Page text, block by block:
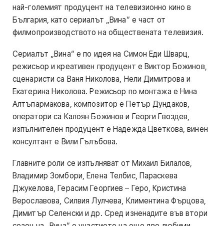
най-големият продуцент на телевизионно кино в
България, като сериалът „Вина“ е част от
филмопроизводството на обществената телевизия.
Сериалът „Вина“ е по идея на Симон Еди Шварц,
режисьор и креативен продуцент е Виктор Божинов,
сценаристи са Ваня Николова, Нели Димитрова и
Екатерина Николова. Режисьор по монтажа е Нина
Алтъпармакова, композитор е Петър Дундаков,
оператори са Калоян Божинов и Георги Гвоздев,
изпълнителен продуцент е Надежда Цветкова, винен
консултант е Вили Гълъбова.
Главните роли се изпълняват от Михаил Билалов,
Владимир Зомбори, Елена Телбис, Параскева
Джукелова, Герасим Георгиев – Геро, Кристина
Верославова, Силвия Лулчева, Климентина Фърцова,
Димитър Селенски и др. Сред изненадите във втори